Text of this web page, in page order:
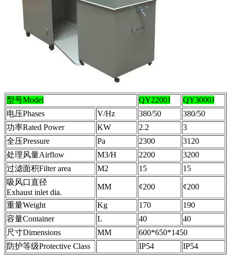
型号Model QY2200J
QY3000J
电压Phases
V/Hz 380/50
380/50
功率Rated Power
KW 2.2
3
全压Pressure
Pa 2300
3120
处理风量Airflow
M3/H 2200
3200
过滤面积Filter area
M2 15
15
吸风口直径
Exhaust inlet dia.
MM ¢200 ¢200
重量Weight Kg 170
190
容量Container
L 40
40
尺寸Dimensions
MM
600*650*1450
防护等级Protective Class
IP54 IP54